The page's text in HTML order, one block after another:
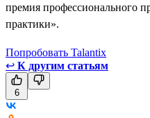
премия профессионального
практики».
Попробовать Talantix
↩ К другим статьям
6